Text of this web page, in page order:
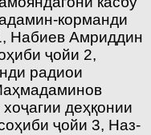
корманди
Набиев Амриддин
ҷойи 2,
радиои
деҳқонии
ҷойи 3, Наз­